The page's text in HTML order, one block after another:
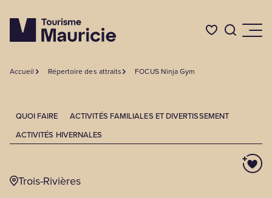
Où dormir
Où manger
Accueil Répertoire des attraits FOCUS Ninja Gym
QUOI FAIRE
ACTIVITÉS FAMILIALES ET DIVERTISSEMENT
ACTIVITÉS HIVERNALES
Trois-Rivières